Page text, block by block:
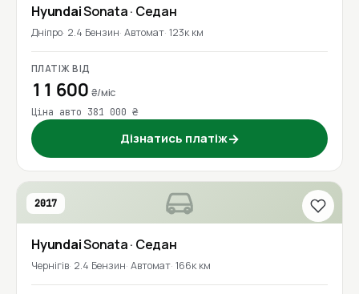
HyundaiSonata· Седан
Дніпро 2.4 Бензин Автомат 123к км
ПЛАТІЖ ВІД
11 600 ₴/міс
Ціна авто 381 000 ₴
Дізнатись платіж→
2017
HyundaiSonata· Седан
Чернігів 2.4 Бензин Автомат 166к км